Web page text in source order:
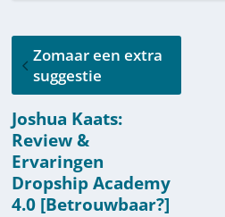
Zomaar een extra
suggestie
Joshua Kaats:
Review &
Ervaringen
Dropship Academy
4.0 [Betrouwbaar?]